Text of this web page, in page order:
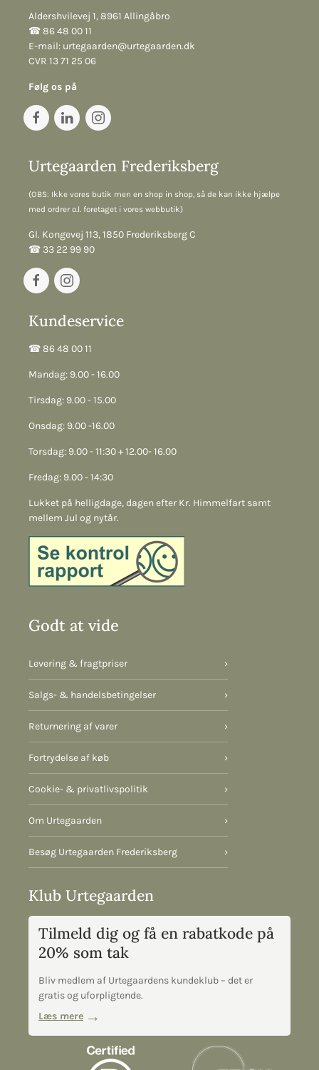
Aldershvilevej 1, 8961 Allingåbro
☎︎ 86 48 00 11
E-mail: urtegaarden@urtegaarden.dk
CVR 13 71 25 06
Følg os på
Urtegaarden Frederiksberg
(OBS: Ikke vores butik men en shop in shop, så de kan ikke hjælpe
med ordrer o.l. foretaget i vores webbutik)
Gl. Kongevej 113, 1850 Frederiksberg C
☎︎ 33 22 99 90
Kundeservice
☎︎ 86 48 00 11
Mandag: 9.00 - 16.00
Tirsdag: 9.00 - 15.00
Onsdag: 9.00 -16.00
Torsdag: 9.00 - 11:30 + 12.00- 16.00
Fredag: 9.00 - 14:30
Lukket på helligdage, dagen efter Kr. Himmelfart samt
mellem Jul og nytår.
Godt at vide
Levering & fragtpriser ›
Salgs- & handelsbetingelser ›
Returnering af varer ›
Fortrydelse af køb ›
Cookie- & privatlivspolitik ›
Om Urtegaarden ›
Besøg Urtegaarden Frederiksberg ›
Klub Urtegaarden
Tilmeld dig og få en rabatkode på
20% som tak
Bliv medlem af Urtegaardens kundeklub – det er
gratis og uforpligtende.
Læs mere